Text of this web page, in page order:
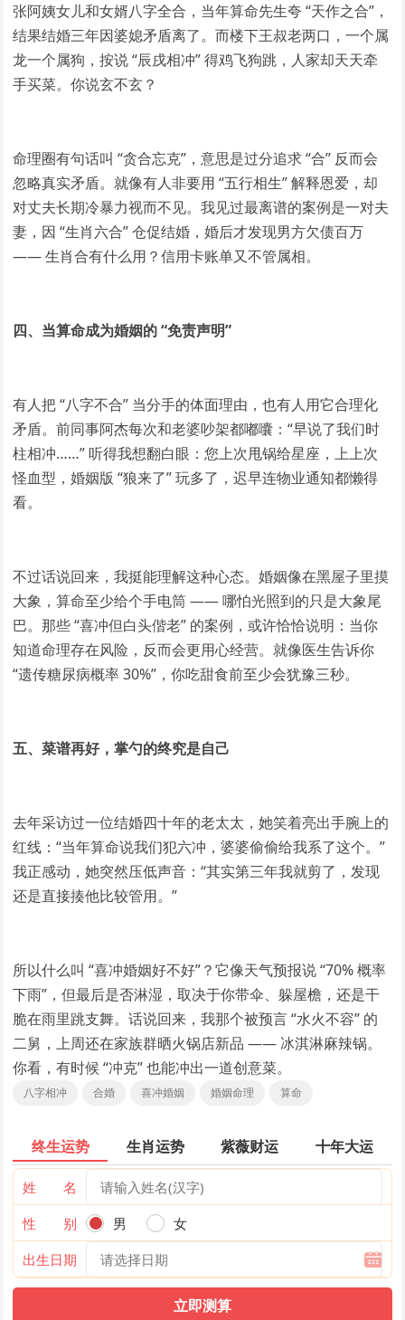
张阿姨女儿和女婿八字全合，当年算命先生夸 “天作之合”，
结果结婚三年因婆媳矛盾离了。而楼下王叔老两口，一个属
龙一个属狗，按说 “辰戌相冲” 得鸡飞狗跳，人家却天天牵
手买菜。你说玄不玄？
命理圈有句话叫 “贪合忘克”，意思是过分追求 “合” 反而会
忽略真实矛盾。就像有人非要用 “五行相生” 解释恩爱，却
对丈夫长期冷暴力视而不见。我见过最离谱的案例是一对夫
妻，因 “生肖六合” 仓促结婚，婚后才发现男方欠债百万
—— 生肖合有什么用？信用卡账单又不管属相。
四、当算命成为婚姻的 “免责声明”
有人把 “八字不合” 当分手的体面理由，也有人用它合理化
矛盾。前同事阿杰每次和老婆吵架都嘟囔：“早说了我们时
柱相冲……” 听得我想翻白眼：您上次甩锅给星座，上上次
怪血型，婚姻版 “狼来了” 玩多了，迟早连物业通知都懒得
看。
不过话说回来，我挺能理解这种心态。婚姻像在黑屋子里摸
大象，算命至少给个手电筒 —— 哪怕光照到的只是大象尾
巴。那些 “喜冲但白头偕老” 的案例，或许恰恰说明：当你
知道命理存在风险，反而会更用心经营。就像医生告诉你
“遗传糖尿病概率 30%”，你吃甜食前至少会犹豫三秒。
五、菜谱再好，掌勺的终究是自己
去年采访过一位结婚四十年的老太太，她笑着亮出手腕上的
红线：“当年算命说我们犯六冲，婆婆偷偷给我系了这个。”
我正感动，她突然压低声音：“其实第三年我就剪了，发现
还是直接揍他比较管用。”
所以什么叫 “喜冲婚姻好不好”？它像天气预报说 “70% 概率
下雨”，但最后是否淋湿，取决于你带伞、躲屋檐，还是干
脆在雨里跳支舞。话说回来，我那个被预言 “水火不容” 的
二舅，上周还在家族群晒火锅店新品 —— 冰淇淋麻辣锅。
你看，有时候 “冲克” 也能冲出一道创意菜。
八字相冲 合婚 喜冲婚姻 婚姻命理 算命
终生运势 生肖运势 紫薇财运 十年大运
姓 名
性 别
男
女
出生日期